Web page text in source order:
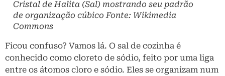
Cristal de Halita (Sal) mostrando seu padrão
de organização cúbico Fonte: Wikimedia
Commons
Ficou confuso? Vamos lá. O sal de cozinha é
conhecido como cloreto de sódio, feito por uma liga
entre os átomos cloro e sódio. Eles se organizam num